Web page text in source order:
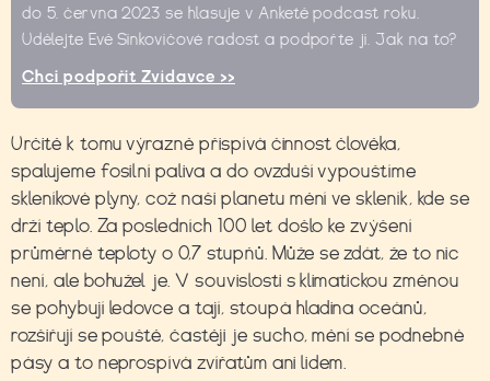
do 5. června 2023 se hlasuje v Anketě podcast roku.
Udělejte Evě Sinkovičové radost a podpořte ji. Jak na to?
Chci podpořit Zvídavce >>
Určitě k tomu výrazně přispívá činnost člověka,
spalujeme fosilní paliva a do ovzduší vypouštíme
skleníkové plyny, což naši planetu mění ve skleník, kde se
drží teplo. Za posledních 100 let došlo ke zvýšení
průměrné teploty o 0,7 stupňů. Může se zdát, že to nic
není, ale bohužel je. V souvislosti s klimatickou změnou
se pohybují ledovce a tají, stoupá hladina oceánů,
rozšiřují se pouště, častěji je sucho, mění se podnebné
pásy a to neprospívá zvířatům ani lidem.